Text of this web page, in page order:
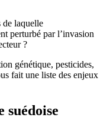
de laquelle
perturbé par l’invasion
?
génétique, pesticides,
fait une liste des enjeux
suédoise